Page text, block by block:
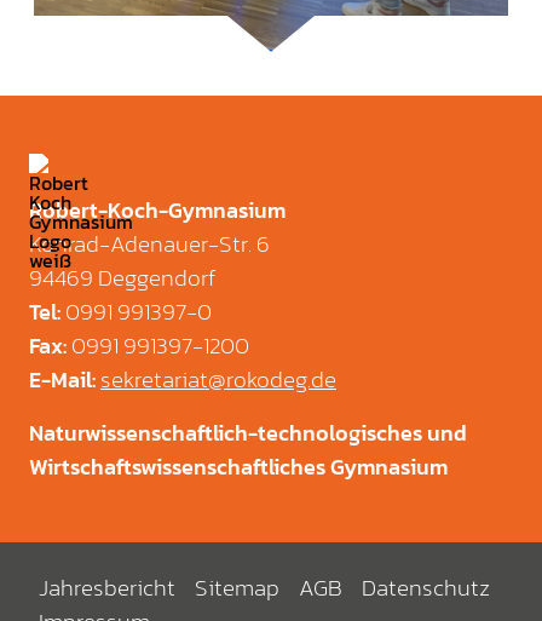
Robert-Koch-Gymnasium
Konrad-Adenauer-Str. 6
94469 Deggendorf
Tel:0991 991397-0
Fax:0991 991397-1200
E-Mail:sekretariat@rokodeg.de
Naturwissenschaftlich-technologisches und
Wirtschaftswissenschaftliches Gymnasium
Jahresbericht Sitemap AGB
Datenschutz